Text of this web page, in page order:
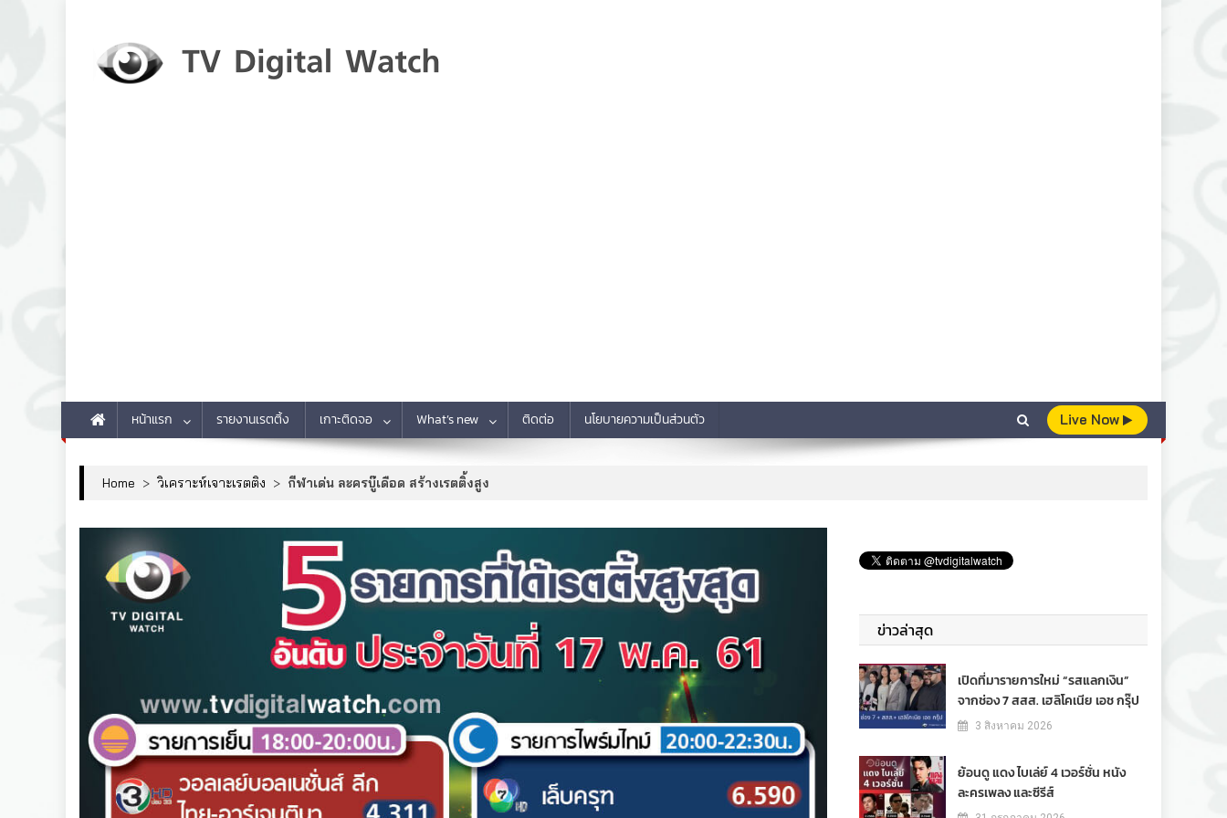
หน้าแรก รายงานเรตติ้ง เกาะติดจอ What’s new ติดต่อ นโยบายความเป็นส่วนตัว Live Now
Home > วิเคราะห์เจาะเรตติง > กีฬาเด่น ละครบู๊เดือด สร้างเรตติ้งสูง
ข่าวล่าสุด
เปิดที่มารายการใหม่ “รสแลกเงิน”
จากช่อง 7 สสส. เฮลิโคเนีย เอช กรุ๊ป
3 สิงหาคม 2026
ย้อนดู แดง ไบเล่ย์ 4 เวอร์ชั่น หนัง
ละครเพลง และซีรีส์